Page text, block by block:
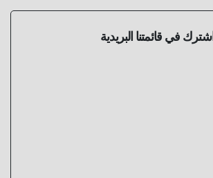
اشترك في قائمتنا البريدية